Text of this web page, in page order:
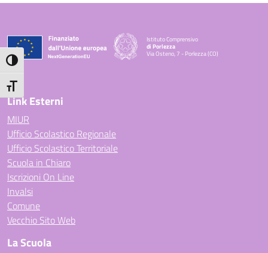
Attiva/disattiva alto contrasto
Attiva/disattiva dimensione testo
Istituto Comprensivo
di Porlezza
Via Osteno, 7 - Porlezza (CO)
Link Esterni
MIUR
Ufficio Scolastico Regionale
Ufficio Scolastico Territoriale
Scuola in Chiaro
Iscrizioni On Line
Invalsi
Comune
Vecchio Sito Web
La Scuola